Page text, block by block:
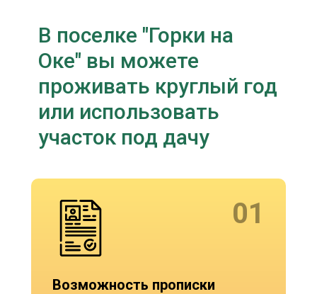
В поселке "Горки на
Оке" вы можете
проживать круглый год
или использовать
участок под дачу
01
Возможность прописки